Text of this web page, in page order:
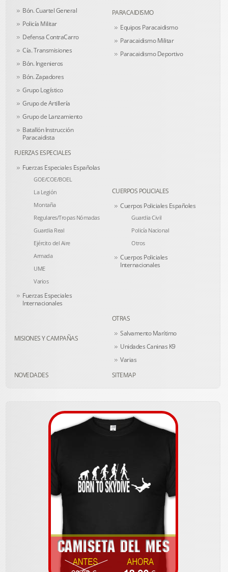
Bón. Cuartel General
Policía Militar
Defensa ContraCarro
Cía. Transmisiones
Bón. Ingenieros
Bón. Zapadores
Grupo Logístico
Grupo de Artillería
Grupo de Lanzamiento
Batallón Instrucción
Paracaidista
PARACAIDISMO
Equipos Paracaidismo
Paracaidismo Militar
Paracaidismo Deportivo
FUERZAS ESPECIALES
Fuerzas Especiales Españolas
GOE/COE/BOEL
La Legión
Montaña
Regulares/Tropas Nómadas
Guardia Real
Ejército del Aire
Armada
UME
Varios
Fuerzas Especiales
Internacionales
CUERPOS POLICIALES
Cuerpos Policiales Españoles
Guardia Civil
Policía Nacional
Otros
Cuerpos Policiales
Internacionales
MISIONES Y CAMPAÑAS
OTRAS
Salvamento Marítimo
Unidades Caninas K9
Varias
NOVEDADES
SITEMAP